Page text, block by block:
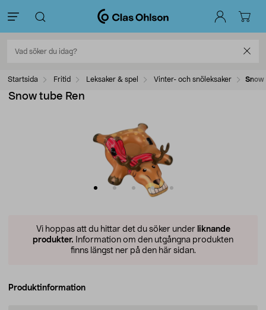
Startsida Fritid Leksaker & spel Vinter- och snöleksaker Snow
Snow tube Ren
Vi hoppas att du hittar det du söker under liknande
produkter. Information om den utgångna produkten
finns längst ner på den här sidan.
Produktinformation